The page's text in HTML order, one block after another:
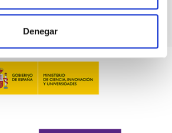
Denegar